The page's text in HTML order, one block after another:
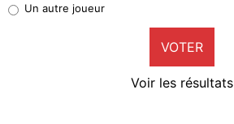
9%
Un autre joueur
VOTER
Voir les résultats